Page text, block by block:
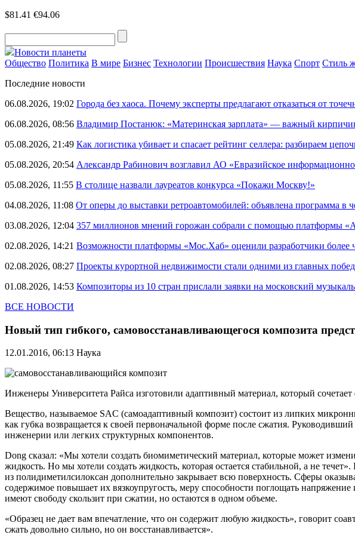
$81.41 €94.06
Новости планеты
Общество Политика В мире Бизнес Технологии Происшествия Наука Спорт Стиль
Последние новости
06.08.2026, 19:02 Города без хаоса. Почему эксперты предлагают отказаться от
06.08.2026, 08:56 Владимир Постанюк: «Материнская зарплата» — важный
05.08.2026, 21:49 Как логистика убивает и спасает рейтинг селлера: разбираем
05.08.2026, 20:54 Александр Рабинович возглавил АО «Евразийское
05.08.2026, 11:55 В столице назвали лауреатов конкурса «Покажи Москву!»
04.08.2026, 11:08 От оперы до выставки ретроавтомобилей: объявлена программа в
03.08.2026, 12:04 357 миллионов мнений горожан собрали с помощью платформы
02.08.2026, 14:21 Возможности платформы «Мос.Хаб» оценили разработчики более
02.08.2026, 08:27 Проекты курортной недвижимости стали одними из главных
01.08.2026, 14:53 Композиторы из 10 стран прислали заявки на московский
ВСЕ НОВОСТИ
Новый тип гибкого, самовосстанавливающегося композита
12.01.2016, 06:13 Наука
Инженеры Университета Райса изготовили адаптивный материал, который сочетает
Вещество, называемое SAC (самоадаптивный композит) состоит из липких
как губка возвращается к своей первоначальной форме после сжатия.
инженерии или легких структурных компонентов.
Dong сказал: «Мы хотели создать биомиметический материал, которые может
жидкость. Но мы хотели создать жидкость, которая остается стабильной, а не
из полидиметилсилоксан дополнительно закрывает всю поверхность. Сферы
содержимое повышает их вязкоупругость, меру способности поглощать
имеют свободу скользит при сжатии, но остаются в одном объеме.
«Образец не дает вам впечатление, что он содержит любую жидкость», говорит
сжать довольно сильно, но он восстанавливается».